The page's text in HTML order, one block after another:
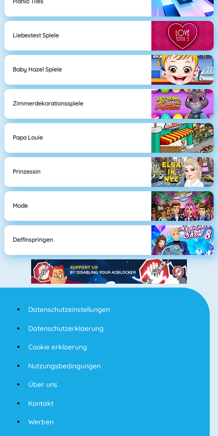
Liebestest Spiele
Baby Hazel Spiele
Zimmerdekorationsspiele
Papa Louie
Prinzessin
Mode
Delfinspringen
Datenschutzeinstellungen
Datenschutzerklaerung
Cookie erklaerung
Nutzungsbedingungen
Über uns
Kontakt
Werben